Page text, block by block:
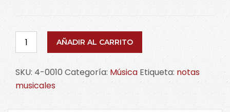
Cortadores
tema
música
4-
0010
AÑADIR AL CARRITO
SKU: 4-0010Categoría:Música Etiqueta: notas
musicales